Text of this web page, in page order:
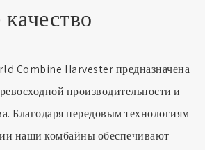
Combine Harvester предназначена
производительности и
Благодаря передовым технологиям
наши комбайны обеспечивают